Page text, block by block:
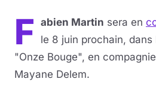
Livres
Jeux vidéo
Jeux de société
F abien Martin sera en
le 8 juin prochain,
"Onze Bouge", en
Mayane Delem.